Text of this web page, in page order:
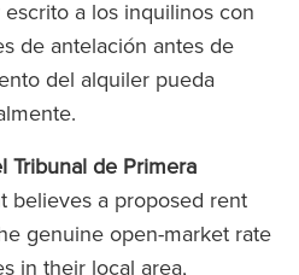
a los inquilinos con
de antelación antes de
del alquiler pueda
Tribunal de Primera
believes a proposed rent
genuine open-market rate
in their local area,